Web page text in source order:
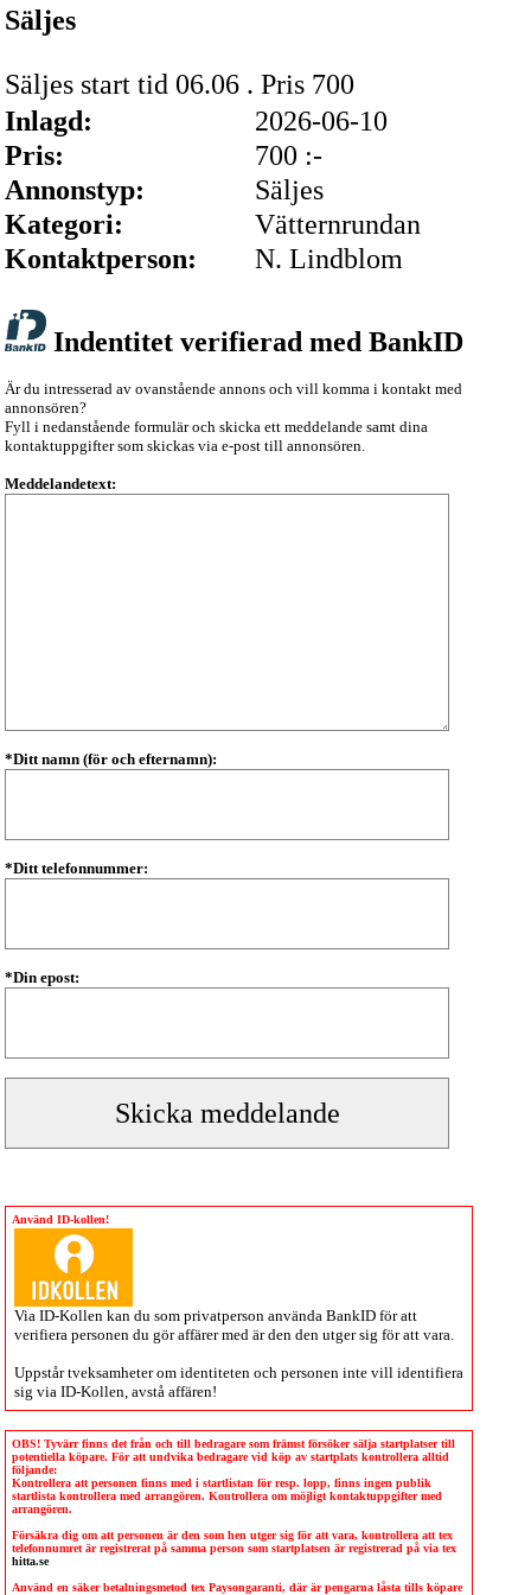
Säljes
Säljes start tid 06.06 . Pris 700
Inlagd:
2026-06-10
Pris:
700 :-
Annonstyp:
Säljes
Kategori:
Vätternrundan
Kontaktperson:
N. Lindblom
Indentitet verifierad med BankID
Är du intresserad av ovanstående annons och vill komma i kontakt med
annonsören?
Fyll i nedanstående formulär och skicka ett meddelande samt dina
kontaktuppgifter som skickas via e-post till annonsören.
Meddelandetext:
*Ditt namn (för och efternamn):
*Ditt telefonnummer:
*Din epost:
Använd ID-kollen!
Via ID-Kollen kan du som privatperson använda BankID för att
verifiera personen du gör affärer med är den den utger sig för att vara.
Uppstår tveksamheter om identiteten och personen inte vill identifiera
sig via ID-Kollen , avstå affären!
OBS! Tyvärr finns det från och till bedragare som främst försöker sälja startplatser till
potentiella köpare. För att undvika bedragare vid köp av startplats kontrollera alltid
följande:
Kontrollera att personen finns med i startlistan för resp. lopp, finns ingen publik
startlista kontrollera med arrangören. Kontrollera om möjligt kontaktuppgifter med
arrangören.
Försäkra dig om att personen är den som hen utger sig för att vara, kontrollera att tex
telefonnumret är registrerat på samma person som startplatsen är registrerad på via tex
hitta.se
Använd en säker betalningsmetod tex Paysongaranti, där är pengarna låsta tills köpare